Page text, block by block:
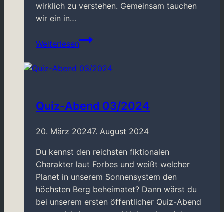
wirklich zu verstehen. Gemeinsam tauchen
wir ein in…
Weiterlesen
RegVor
zur
DMMiB
Quiz-Abend 03/2024
20. März 20247. August 2024
Du kennst den reichsten fiktionalen
Charakter laut Forbes und weißt welcher
Planet in unserem Sonnensystem den
höchsten Berg beheimatet? Dann wärst du
bei unserem ersten öffentlicher Quiz-Abend